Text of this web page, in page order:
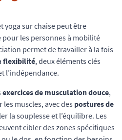
yoga sur chaise peut être
les personnes à mobilité
permet de travailler à la fois
flexibilité, deux éléments clés
l’indépendance.
exercices de musculation douce,
muscles, avec des postures de
la souplesse et l’équilibre. Les
cibler des zones spécifiques